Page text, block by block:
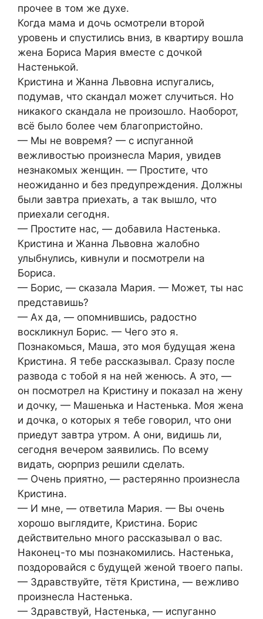
прочее в том же духе.
Когда мама и дочь осмотрели второй
уровень и спустились вниз, в квартиру вошла
жена Бориса Мария вместе с дочкой
Настенькой.
Кристина и Жанна Львовна испугались,
подумав, что скандал может случиться. Но
никакого скандала не произошло. Наоборот,
всё было более чем благопристойно.
— Мы не вовремя? — с испуганной
вежливостью произнесла Мария, увидев
незнакомых женщин. — Простите, что
неожиданно и без предупреждения. Должны
были завтра приехать, а так вышло, что
приехали сегодня.
— Простите нас, — добавила Настенька.
Кристина и Жанна Львовна жалобно
улыбнулись, кивнули и посмотрели на
Бориса.
— Борис, — сказала Мария. — Может, ты нас
представишь?
— Ах да, — опомнившись, радостно
воскликнул Борис. — Чего это я.
Познакомься, Маша, это моя будущая жена
Кристина. Я тебе рассказывал. Сразу после
развода с тобой я на ней женюсь. А это, —
он посмотрел на Кристину и показал на жену
и дочку, — Машенька и Настенька. Моя жена
и дочка, о которых я тебе говорил, что они
приедут завтра утром. А они, видишь ли,
сегодня вечером заявились. По всему
видать, сюрприз решили сделать.
— Очень приятно, — растерянно произнесла
Кристина.
— И мне, — ответила Мария. — Вы очень
хорошо выглядите, Кристина. Борис
действительно много рассказывал о вас.
Наконец-то мы познакомились. Настенька,
поздоровайся с будущей женой твоего папы.
— Здравствуйте, тётя Кристина, — вежливо
произнесла Настенька.
— Здравствуй, Настенька, — испуганно